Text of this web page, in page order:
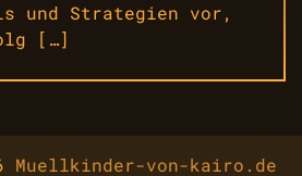
und Strategien vor,
[…]
Muellkinder-von-kairo.de